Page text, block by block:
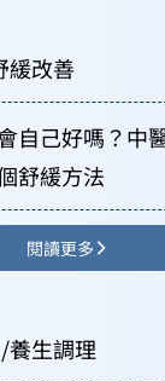
緩改善
自己好嗎？中
舒緩方法
閱讀更多
養生調理